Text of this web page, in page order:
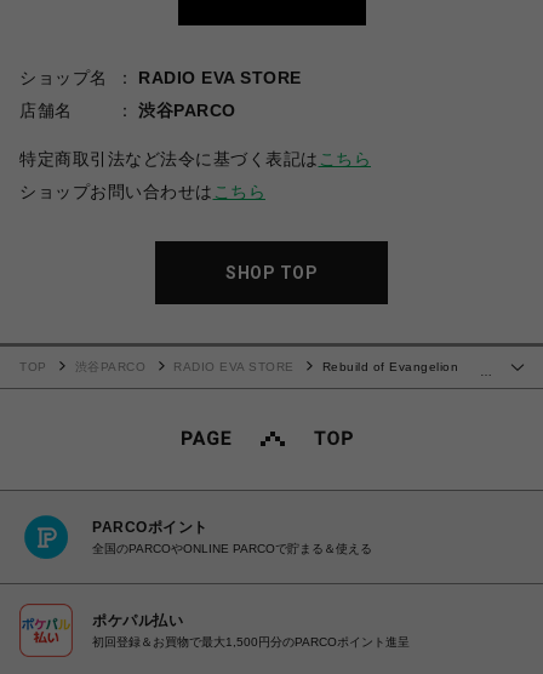
ショップ名
RADIO EVA STORE
店舗名
渋谷PARCO
特定商取引法など法令に基づく表記は こちら
ショップお問い合わせは こちら
SHOP TOP
TOP 渋谷PARCO RADIO EVA STORE
Rebuild of Evangelion
PARCOポイント
全国のPARCOやONLINE PARCOで貯まる＆使える
ポケパル払い
初回登録＆お買物で最大1,500円分のPARCOポイント進呈